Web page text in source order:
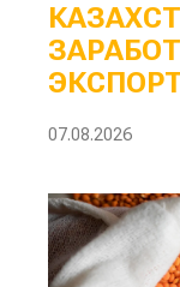
07.08.2026